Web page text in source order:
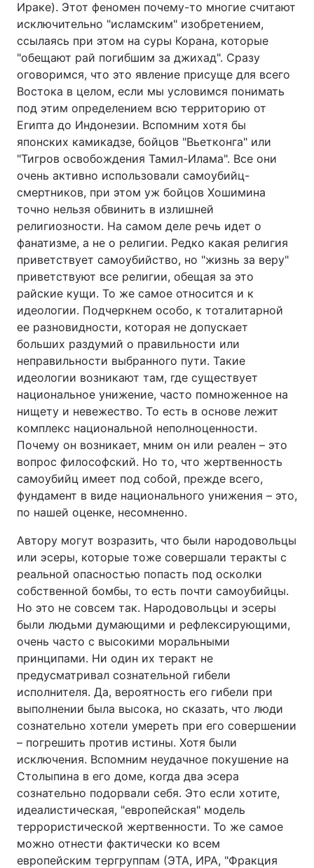
Ираке). Этот феномен почему-то многие считают
исключительно "исламским" изобретением,
ссылаясь при этом на суры Корана, которые
"обещают рай погибшим за джихад". Сразу
оговоримся, что это явление присуще для всего
Востока в целом, если мы условимся понимать
под этим определением всю территорию от
Египта до Индонезии. Вспомним хотя бы
японских камикадзе, бойцов "Вьетконга" или
"Тигров освобождения Тамил-Илама". Все они
очень активно использовали самоубийц-
смертников, при этом уж бойцов Хошимина
точно нельзя обвинить в излишней
религиозности. На самом деле речь идет о
фанатизме, а не о религии. Редко какая религия
приветствует самоубийство, но "жизнь за веру"
приветствуют все религии, обещая за это
райские кущи. То же самое относится и к
идеологии. Подчеркнем особо, к тоталитарной
ее разновидности, которая не допускает
больших раздумий о правильности или
неправильности выбранного пути. Такие
идеологии возникают там, где существует
национальное унижение, часто помноженное на
нищету и невежество. То есть в основе лежит
комплекс национальной неполноценности.
Почему он возникает, мним он или реален – это
вопрос философский. Но то, что жертвенность
самоубийц имеет под собой, прежде всего,
фундамент в виде национального унижения – это,
по нашей оценке, несомненно.
Автору могут возразить, что были народовольцы
или эсеры, которые тоже совершали теракты с
реальной опасностью попасть под осколки
собственной бомбы, то есть почти самоубийцы.
Но это не совсем так. Народовольцы и эсеры
были людьми думающими и рефлексирующими,
очень часто с высокими моральными
принципами. Ни один их теракт не
предусматривал сознательной гибели
исполнителя. Да, вероятность его гибели при
выполнении была высока, но сказать, что люди
сознательно хотели умереть при его совершении
– погрешить против истины. Хотя были
исключения. Вспомним неудачное покушение на
Столыпина в его доме, когда два эсера
сознательно подорвали себя. Это если хотите,
идеалистическая, "европейская" модель
террористической жертвенности. То же самое
можно отнести фактически ко всем
европейским тергруппам (ЭТА, ИРА, "Фракция